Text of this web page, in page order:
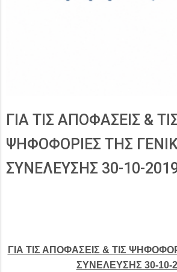
ΓΙΑ ΤΙΣ ΑΠΟΦΑΣΕΙΣ &
ΨΗΦΟΦΟΡΙΕΣ ΤΗΣ
ΣΥΝΕΛΕΥΣΗΣ 30-10-
Αθήνα 5-
Αρ.
ΓΙΑ ΤΙΣ ΑΠΟΦΑΣΕΙΣ & ΤΙΣ
ΣΥΝΕΛΕΥΣΗΣ 30-10-